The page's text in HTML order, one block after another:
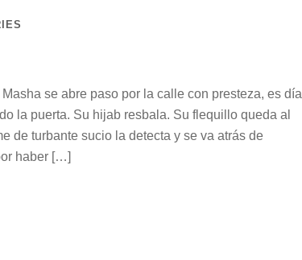
se abre paso por la calle con presteza, es día
la puerta. Su hijab resbala. Su flequillo queda al
de turbante sucio la detecta y se va atrás de
haber […]